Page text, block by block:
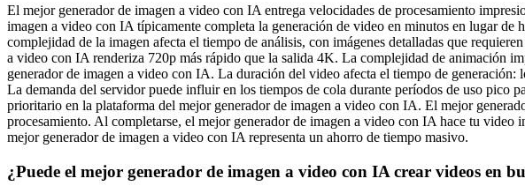
El mejor generador de imagen a video con IA entrega velocidades de procesamiento
imagen a video con IA típicamente completa la generación de video en minutos en lugar
complejidad de la imagen afecta el tiempo de análisis, con imágenes detalladas que
a video con IA renderiza 720p más rápido que la salida 4K. La complejidad de animación
generador de imagen a video con IA. La duración del video afecta el tiempo de
La demanda del servidor puede influir en los tiempos de cola durante períodos de uso pico
prioritario en la plataforma del mejor generador de imagen a video con IA. El mejor
procesamiento. Al completarse, el mejor generador de imagen a video con IA hace tu
mejor generador de imagen a video con IA representa un ahorro de tiempo masivo.
¿Puede el mejor generador de imagen a video con IA crear videos en